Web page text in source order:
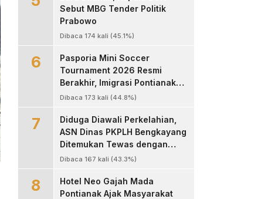
Sebut MBG Tender Politik
Prabowo
Dibaca 174 kali (45.1%)
6
Pasporia Mini Soccer
Tournament 2026 Resmi
Berakhir, Imigrasi Pontianak
Sukses Hadirkan Ajang Sportif
Masyarakat
Dibaca 173 kali (44.8%)
7
Diduga Diawali Perkelahian,
ASN Dinas PKPLH Bengkayang
Ditemukan Tewas dengan
Luka Parah di Depan Cafe
Dibaca 167 kali (43.3%)
8
Hotel Neo Gajah Mada
Pontianak Ajak Masyarakat